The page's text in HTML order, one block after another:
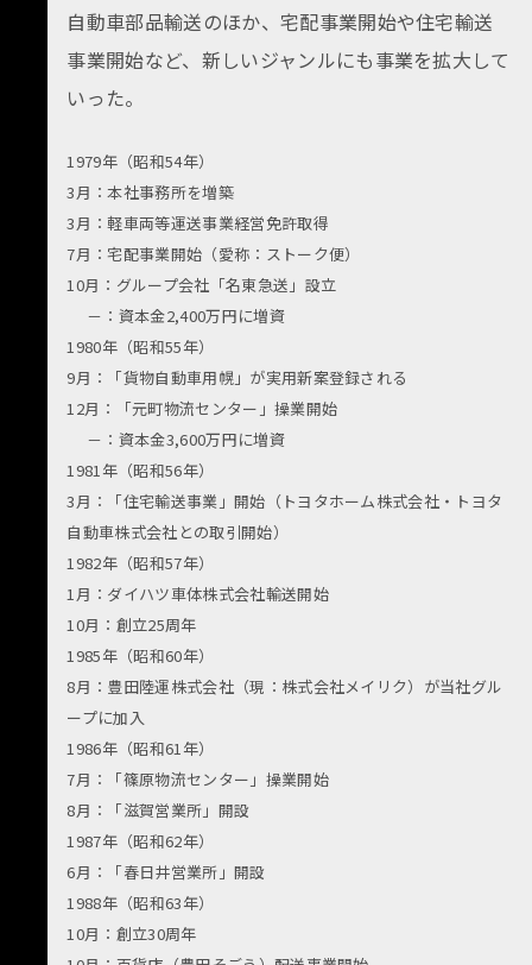
自動車部品輸送のほか、宅配事業開始や住宅輸送
事業開始など、新しいジャンルにも事業を拡大して
いった。
1979年（昭和54年）
3月：本社事務所を増築
3月：軽車両等運送事業経営免許取得
7月：宅配事業開始（愛称：ストーク便）
10月：グループ会社「名東急送」設立
－：資本金2,400万円に増資
1980年（昭和55年）
9月：「貨物自動車用幌」が実用新案登録される
12月：「元町物流センター」操業開始
－：資本金3,600万円に増資
1981年（昭和56年）
3月：「住宅輸送事業」開始（トヨタホーム株式会社・トヨタ
自動車株式会社との取引開始）
1982年（昭和57年）
1月：ダイハツ車体株式会社輸送開始
10月：創立25周年
1985年（昭和60年）
8月：豊田陸運株式会社（現：株式会社メイリク）が当社グル
ープに加入
1986年（昭和61年）
7月：「篠原物流センター」操業開始
8月：「滋賀営業所」開設
1987年（昭和62年）
6月：「春日井営業所」開設
1988年（昭和63年）
10月：創立30周年